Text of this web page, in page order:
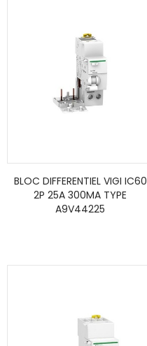
BLOC DIFFERENTIEL VIGI IC60
2P 25A 300MA TYPE
A9V44225